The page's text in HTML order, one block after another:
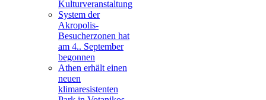
Kulturveranstaltung
System der
Akropolis-
Besucherzonen hat
am 4.. September
begonnen
Athen erhält einen
neuen
klimaresistenten